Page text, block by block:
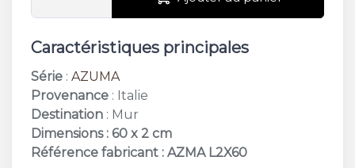
Caractéristiques principales
Série : AZUMA
Provenance : Italie
Destination : Mur
Dimensions : 60 x 2 cm
Référence fabricant : AZMA L2X60